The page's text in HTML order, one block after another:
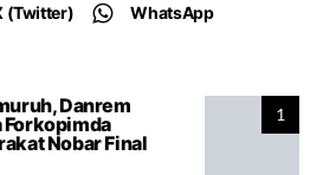
(Twitter) WhatsApp
1
Danrem
Nobar Final